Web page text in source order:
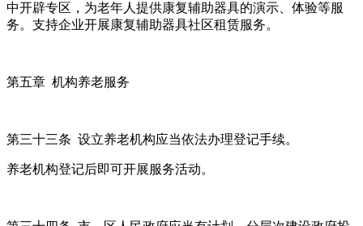
中开辟专区，为老年人提供康复辅助器具的演示、体验等服
务。支持企业开展康复辅助器具社区租赁服务。
第五章 机构养老服务
第三十三条 设立养老机构应当依法办理登记手续。
养老机构登记后即可开展服务活动。